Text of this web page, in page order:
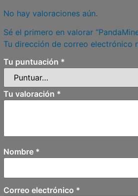
No hay valoraciones aún.
Sé el primero en valorar
Tu dirección de correo electrónico
Tu puntuación *
Tu valoración *
Nombre *
Correo electrónico *